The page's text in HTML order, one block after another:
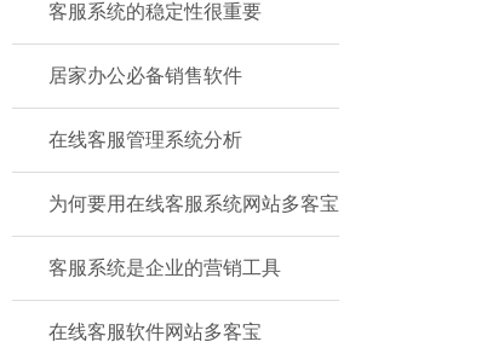
客服系统的稳定性很重要
居家办公必备销售软件
在线客服管理系统分析
为何要用在线客服系统网站多客宝
客服系统是企业的营销工具
在线客服软件网站多客宝